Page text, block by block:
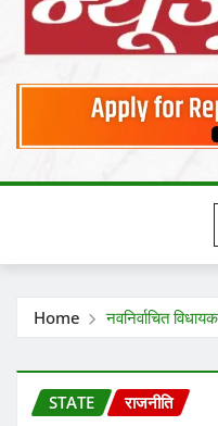
Home नवनिर्वाचित
STATE राजनीति